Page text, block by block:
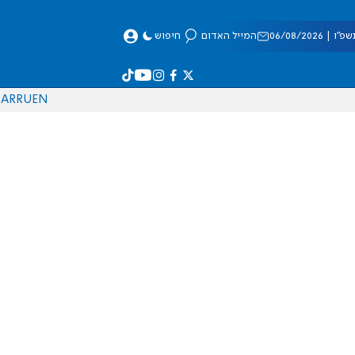
08/2026 המייל האדום חיפוש
EN
RU
AR